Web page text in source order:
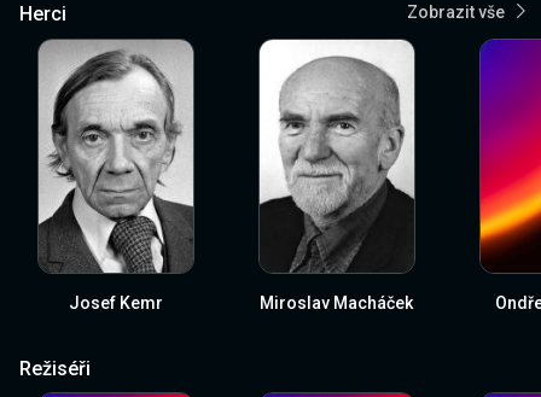
Herci Zobrazit vše
Josef Kemr Miroslav Macháček
Režiséři